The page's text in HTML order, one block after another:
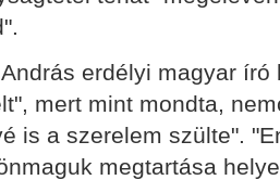
erdélyi magyar
mert mint mondta,
is a szerelem szülte".
megtartása